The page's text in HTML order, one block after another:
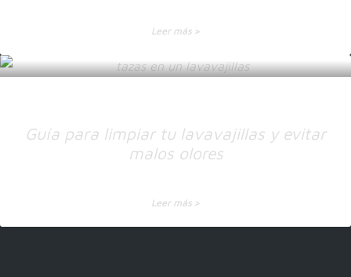
Leer más >
Guía para limpiar tu lavavajillas y evitar
malos olores
Leer más >